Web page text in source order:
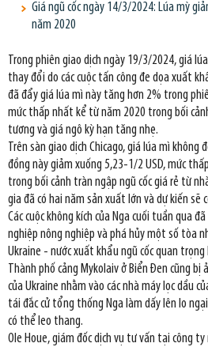
Giá ngũ cốc ngày 14/3/2024: Lúa mỳ
năm 2020
Trong phiên giao dịch ngày 19/3/2024, giá
thay đổi do các cuộc tấn công đe dọa xuất
đã đẩy giá lúa mì này tăng hơn 2% trong
mức thấp nhất kể từ năm 2020 trong bối
tương và giá ngô kỳ hạn tăng nhẹ.
Trên sàn giao dịch Chicago, giá lúa mì không
đồng này giảm xuống 5,23-1/2 USD, mức
trong bối cảnh tràn ngập ngũ cốc giá rẻ từ
gia đã có hai năm sản xuất lớn và dự kiến sẽ
Các cuộc không kích của Nga cuối tuần qua
nghiệp nông nghiệp và phá hủy một số tòa
Ukraine - nước xuất khẩu ngũ cốc quan trọng
Thành phố cảng Mykolaiv ở Biển Đen cũng bị
của Ukraine nhằm vào các nhà máy lọc dầu
tái đắc cử tổng thống Nga làm dấy lên lo
có thể leo thang.
Ole Houe, giám đốc dịch vụ tư vấn tại công